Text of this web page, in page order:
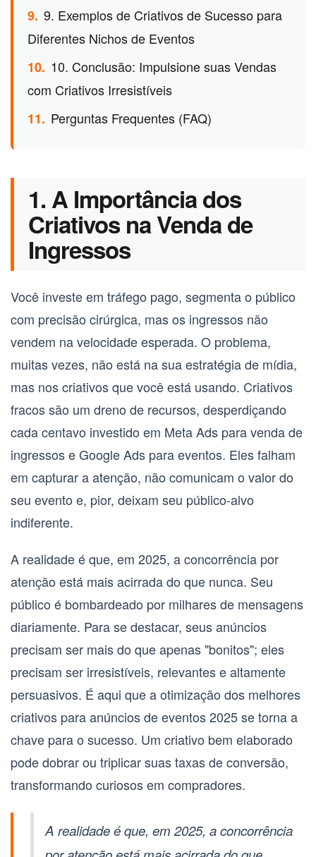
9. 9. Exemplos de Criativos de Sucesso para
Diferentes Nichos de Eventos
10. 10. Conclusão: Impulsione suas Vendas
com Criativos Irresistíveis
11. Perguntas Frequentes (FAQ)
1. A Importância dos
Criativos na Venda de
Ingressos
Você investe em tráfego pago, segmenta o público
com precisão cirúrgica, mas os ingressos não
vendem na velocidade esperada. O problema,
muitas vezes, não está na sua estratégia de mídia,
mas nos criativos que você está usando. Criativos
fracos são um dreno de recursos, desperdiçando
cada centavo investido em Meta Ads para venda de
ingressoseGoogle Ads para eventos. Eles falham
em capturar a atenção, não comunicam o valor do
seu evento e, pior, deixam seu público-alvo
indiferente.
A realidade é que, em 2025, a concorrência por
atenção está mais acirrada do que nunca. Seu
público é bombardeado por milhares de mensagens
diariamente. Para se destacar, seus anúncios
precisam ser mais do que apenas "bonitos"; eles
precisam ser irresistíveis, relevantes e altamente
persuasivos. É aqui que a otimização dos melhores
criativos para anúncios de eventos 2025se torna a
chave para o sucesso. Um criativo bem elaborado
pode dobrar ou triplicar suas taxas de conversão,
transformando curiosos em compradores.
A realidade é que, em 2025, a concorrência